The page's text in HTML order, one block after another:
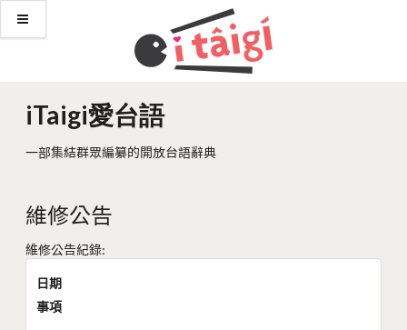
iTaigi愛台語
一部集結群眾編纂的開放台語辭典
維修公告
維修公告紀錄:
日期
事項